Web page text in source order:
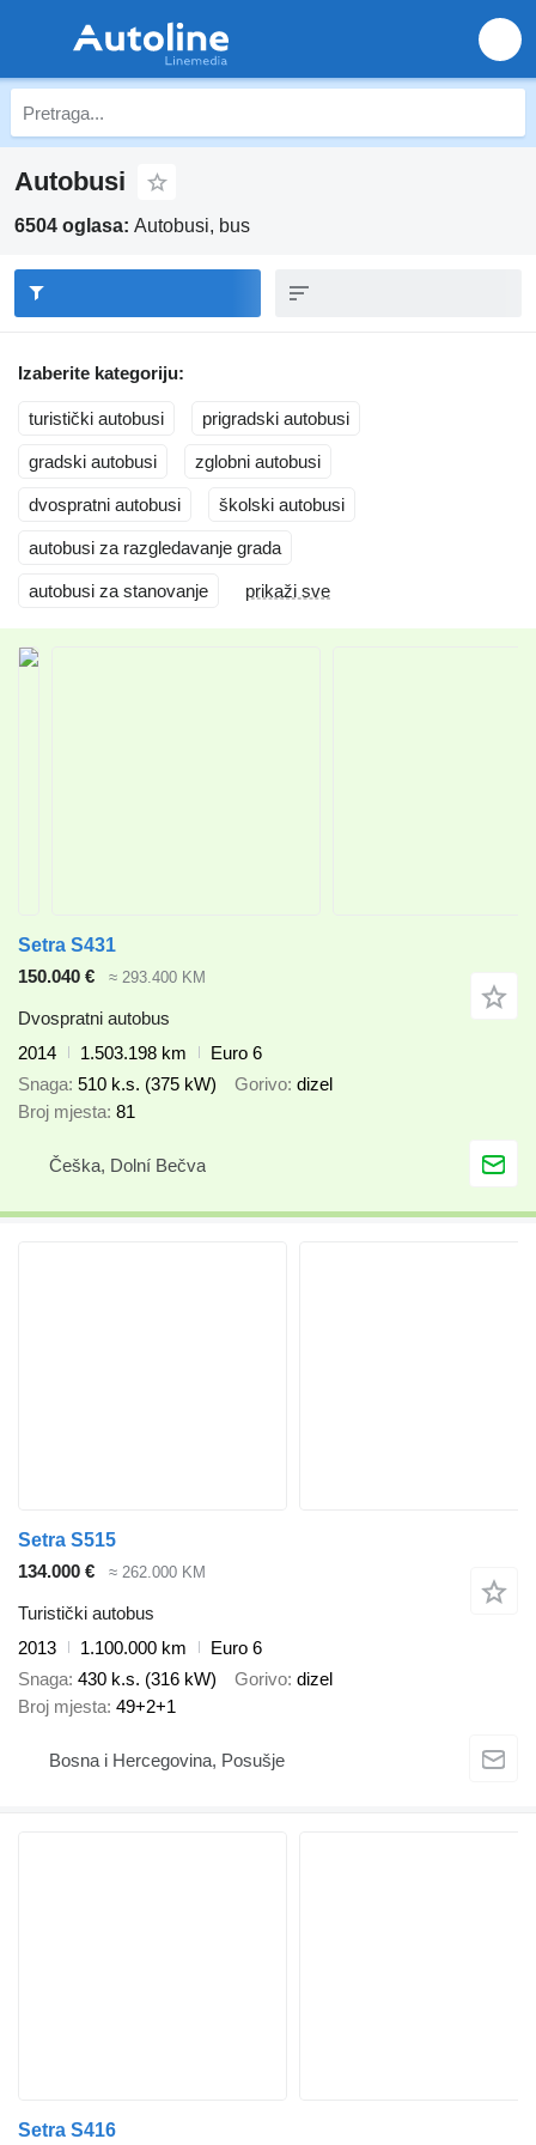
Autobusi
6504 oglasa: Autobusi, bus
Izaberite kategoriju:
turistički autobusi prigradski autobusi
gradski autobusi zglobni autobusi
dvospratni autobusi školski autobusi
autobusi za razgledavanje grada
autobusi za stanovanje prikaži sve
Setra S431
150.040 €
≈ 293.400 KM
Dvospratni autobus
2014
1.503.198 km
Euro 6
Snaga 510 k.s. (375 kW) Gorivo dizel
Broj mjesta 81
Češka, Dolní Bečva
Setra S515
134.000 €
≈ 262.000 KM
Turistički autobus
2013
1.100.000 km
Euro 6
Snaga 430 k.s. (316 kW) Gorivo dizel
Broj mjesta 49+2+1
Bosna i Hercegovina, Posušje
Setra S416